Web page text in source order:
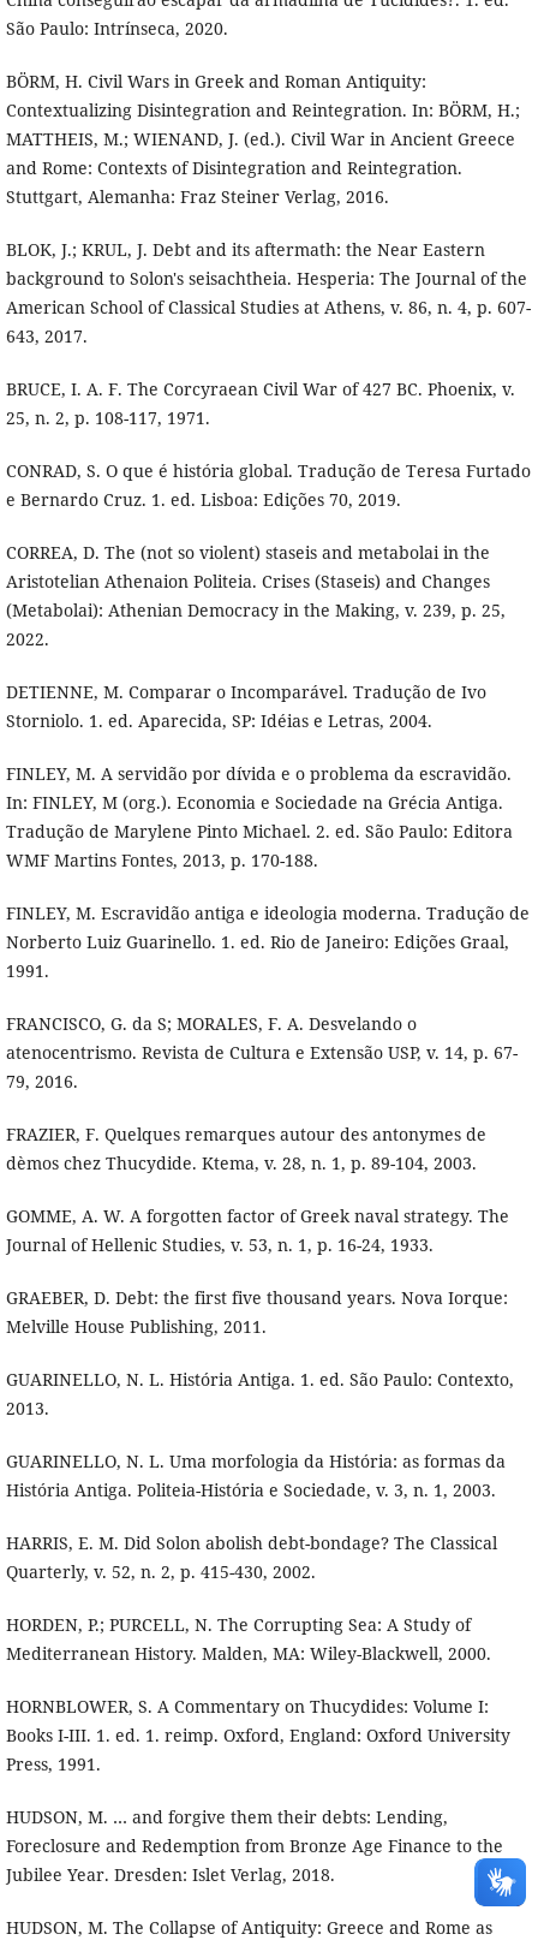
São Paulo: Intrínseca, 2020.
BÖRM, H. Civil Wars in Greek and Roman Antiquity:
Contextualizing Disintegration and Reintegration. In: BÖRM, H.;
MATTHEIS, M.; WIENAND, J. (ed.). Civil War in Ancient Greece
and Rome: Contexts of Disintegration and Reintegration.
Stuttgart, Alemanha: Fraz Steiner Verlag, 2016.
BLOK, J.; KRUL, J. Debt and its aftermath: the Near Eastern
background to Solon's seisachtheia. Hesperia: The Journal of the
American School of Classical Studies at Athens, v. 86, n. 4, p. 607-
643, 2017.
BRUCE, I. A. F. The Corcyraean Civil War of 427 BC. Phoenix, v.
25, n. 2, p. 108-117, 1971.
CONRAD, S. O que é história global. Tradução de Teresa Furtado
e Bernardo Cruz. 1. ed. Lisboa: Edições 70, 2019.
CORREA, D. The (not so violent) staseis and metabolai in the
Aristotelian Athenaion Politeia. Crises (Staseis) and Changes
(Metabolai): Athenian Democracy in the Making, v. 239, p. 25,
2022.
DETIENNE, M. Comparar o Incomparável. Tradução de Ivo
Storniolo. 1. ed. Aparecida, SP: Idéias e Letras, 2004.
FINLEY, M. A servidão por dívida e o problema da escravidão.
In: FINLEY, M (org.). Economia e Sociedade na Grécia Antiga.
Tradução de Marylene Pinto Michael. 2. ed. São Paulo: Editora
WMF Martins Fontes, 2013, p. 170-188.
FINLEY, M. Escravidão antiga e ideologia moderna. Tradução de
Norberto Luiz Guarinello. 1. ed. Rio de Janeiro: Edições Graal,
1991.
FRANCISCO, G. da S; MORALES, F. A. Desvelando o
atenocentrismo. Revista de Cultura e Extensão USP, v. 14, p. 67-
79, 2016.
FRAZIER, F. Quelques remarques autour des antonymes de
dèmos chez Thucydide. Ktema, v. 28, n. 1, p. 89-104, 2003.
GOMME, A. W. A forgotten factor of Greek naval strategy. The
Journal of Hellenic Studies, v. 53, n. 1, p. 16-24, 1933.
GRAEBER, D. Debt: the first five thousand years. Nova Iorque:
Melville House Publishing, 2011.
GUARINELLO, N. L. História Antiga. 1. ed. São Paulo: Contexto,
2013.
GUARINELLO, N. L. Uma morfologia da História: as formas da
História Antiga. Politeia-História e Sociedade, v. 3, n. 1, 2003.
HARRIS, E. M. Did Solon abolish debt-bondage? The Classical
Quarterly, v. 52, n. 2, p. 415-430, 2002.
HORDEN, P.; PURCELL, N. The Corrupting Sea: A Study of
Mediterranean History. Malden, MA: Wiley-Blackwell, 2000.
HORNBLOWER, S. A Commentary on Thucydides: Volume I:
Books I-III. 1. ed. 1. reimp. Oxford, England: Oxford University
Press, 1991.
HUDSON, M. … and forgive them their debts: Lending,
Foreclosure and Redemption from Bronze Age Finance to the
Jubilee Year. Dresden: Islet Verlag, 2018.
HUDSON, M. The Collapse of Antiquity: Greece and Rome as